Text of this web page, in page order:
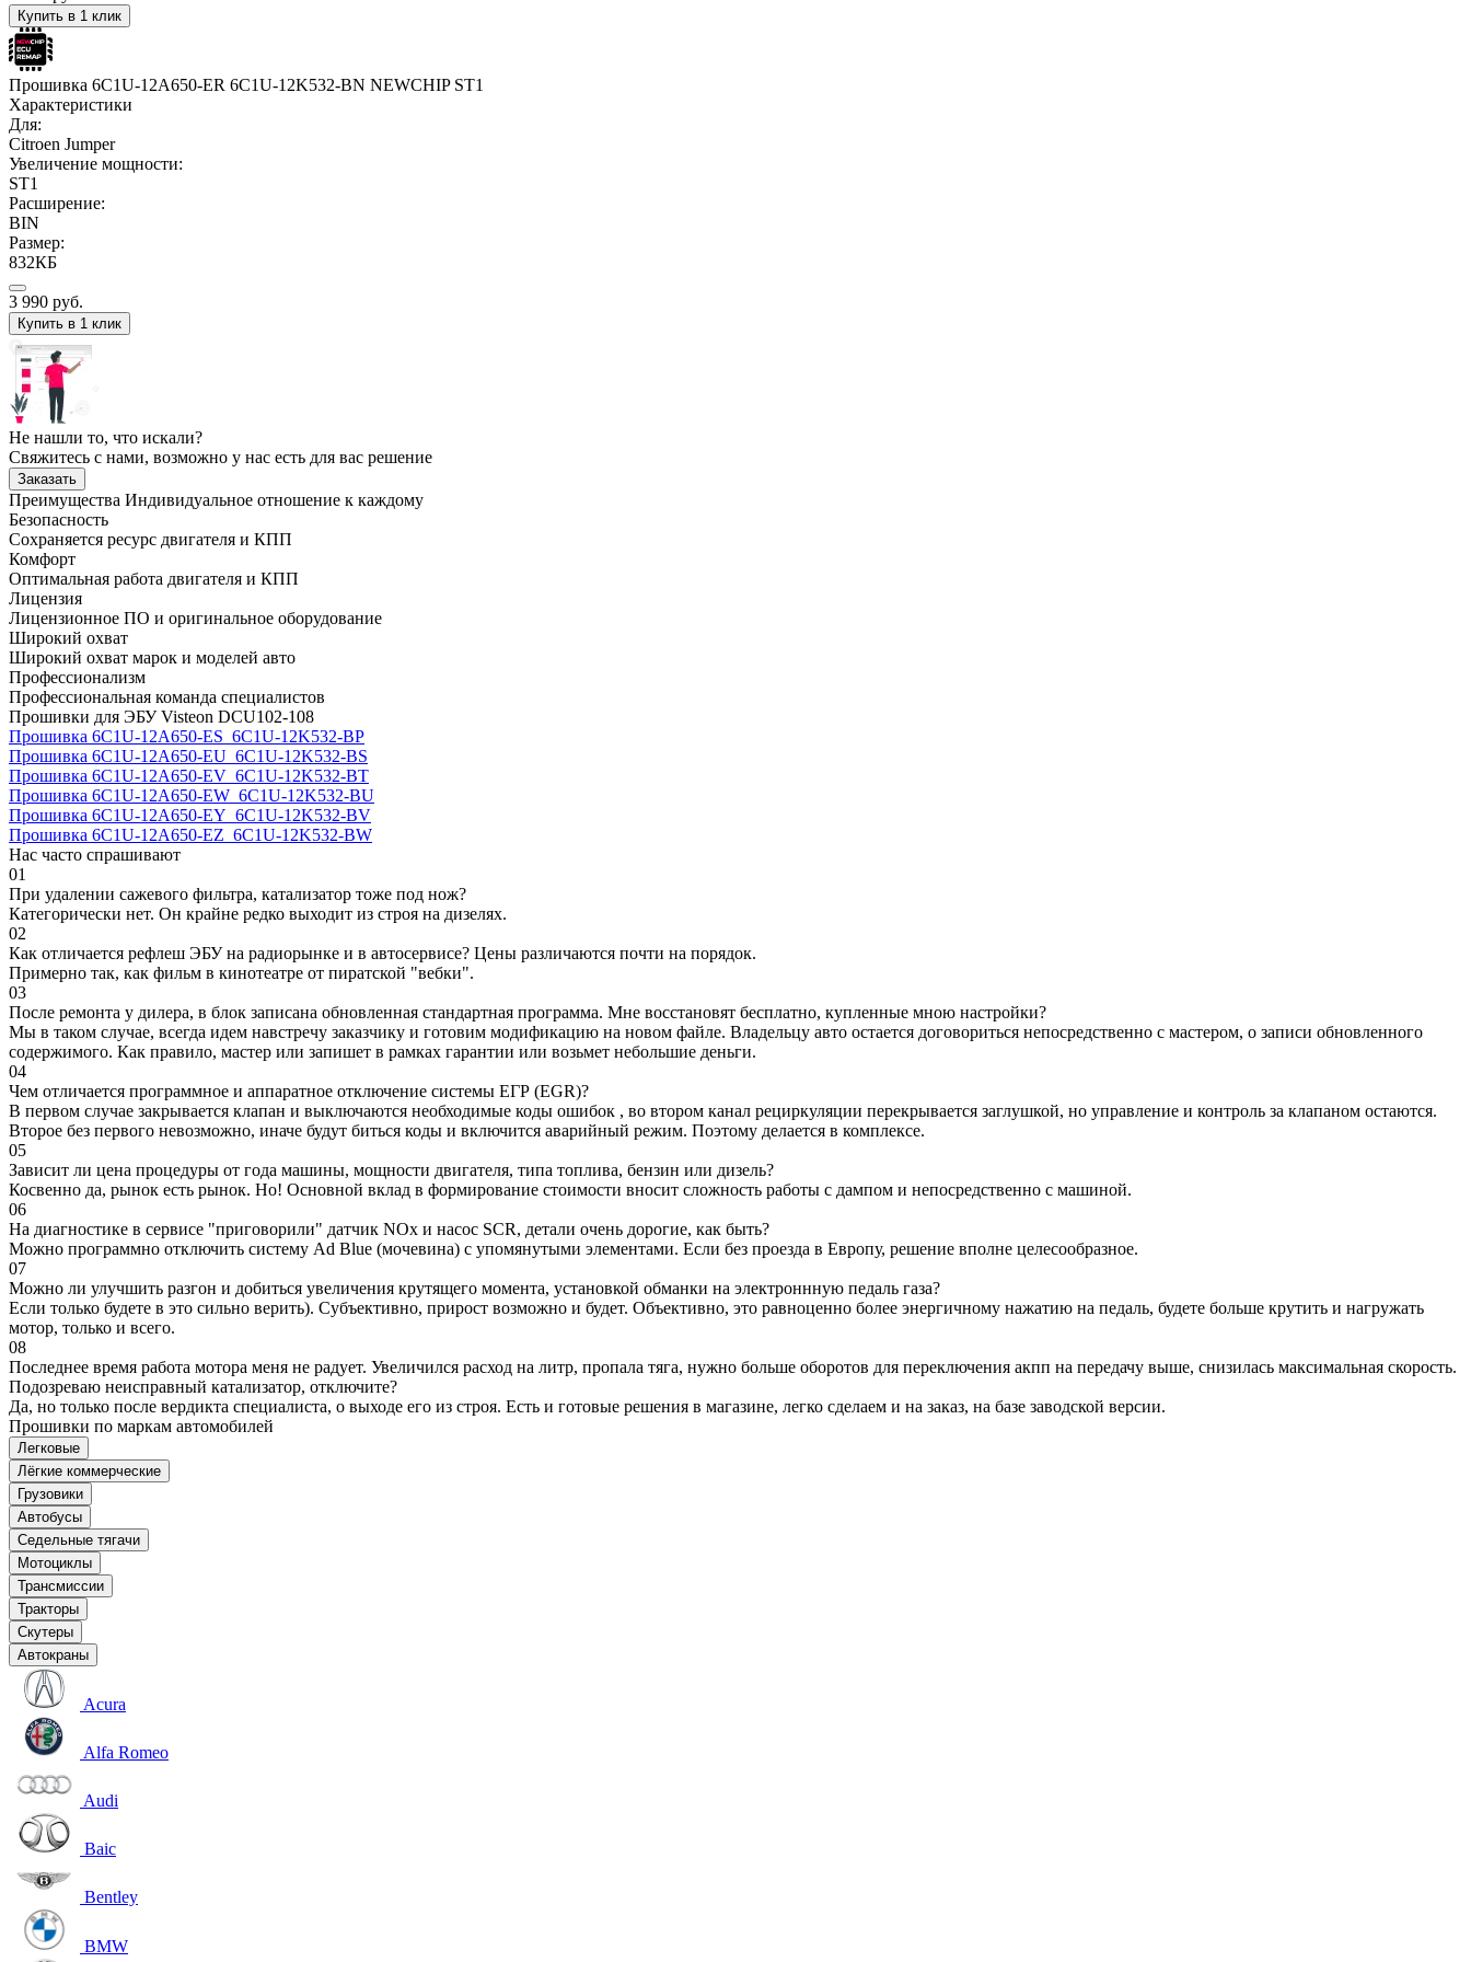
Купить в 1 клик
Прошивка 6C1U-12A650-ER 6C1U-12K532-BN NEWCHIP ST1
Характеристики
Для:
Citroen Jumper
Увеличение мощности:
ST1
Расширение:
BIN
Размер:
832КБ
3 990 руб.
Купить в 1 клик
Не нашли то, что искали?
Свяжитесь с нами, возможно у нас есть для вас решение
Заказать
Преимущества Индивидуальное отношение к каждому
Безопасность
Сохраняется ресурс двигателя и КПП
Комфорт
Оптимальная работа двигателя и КПП
Лицензия
Лицензионное ПО и оригинальное оборудование
Широкий охват
Широкий охват марок и моделей авто
Профессионализм
Профессиональная команда специалистов
Прошивки для ЭБУ Visteon DCU102-108
Прошивка 6C1U-12A650-ES_6C1U-12K532-BP
Прошивка 6C1U-12A650-EU_6C1U-12K532-BS
Прошивка 6C1U-12A650-EV_6C1U-12K532-BT
Прошивка 6C1U-12A650-EW_6C1U-12K532-BU
Прошивка 6C1U-12A650-EY_6C1U-12K532-BV
Прошивка 6C1U-12A650-EZ_6C1U-12K532-BW
Нас часто спрашивают
01
При удалении сажевого фильтра, катализатор тоже под нож?
Категорически нет. Он крайне редко выходит из строя на дизелях.
02
Как отличается рефлеш ЭБУ на радиорынке и в автосервисе? Цены различаются почти на порядок.
Примерно так, как фильм в кинотеатре от пиратской "вебки".
03
После ремонта у дилера, в блок записана обновленная стандартная программа. Мне восстановят бесплатно, купленные мною настройки?
Мы в таком случае, всегда идем навстречу заказчику и готовим модификацию на новом файле. Владельцу авто остается договориться непосредственно с мастером, о записи обновленного
содержимого. Как правило, мастер или запишет в рамках гарантии или возьмет небольшие деньги.
04
Чем отличается программное и аппаратное отключение системы ЕГР (EGR)?
В первом случае закрывается клапан и выключаются необходимые коды ошибок , во втором канал рециркуляции перекрывается заглушкой, но управление и контроль за клапаном остаются.
Второе без первого невозможно, иначе будут биться коды и включится аварийный режим. Поэтому делается в комплексе.
05
Зависит ли цена процедуры от года машины, мощности двигателя, типа топлива, бензин или дизель?
Косвенно да, рынок есть рынок. Но! Основной вклад в формирование стоимости вносит сложность работы с дампом и непосредственно с машиной.
06
На диагностике в сервисе "приговорили" датчик NOx и насос SCR, детали очень дорогие, как быть?
Можно программно отключить систему Ad Blue (мочевина) с упомянутыми элементами. Если без проезда в Европу, решение вполне целесообразное.
07
Можно ли улучшить разгон и добиться увеличения крутящего момента, установкой обманки на электроннную педаль газа?
Если только будете в это сильно верить). Субъективно, прирост возможно и будет. Объективно, это равноценно более энергичному нажатию на педаль, будете больше крутить и нагружать
мотор, только и всего.
08
Последнее время работа мотора меня не радует. Увеличился расход на литр, пропала тяга, нужно больше оборотов для переключения акпп на передачу выше, снизилась максимальная скорость.
Подозреваю неисправный катализатор, отключите?
Да, но только после вердикта специалиста, о выходе его из строя. Есть и готовые решения в магазине, легко сделаем и на заказ, на базе заводской версии.
Прошивки по маркам автомобилей
Легковые
Лёгкие коммерческие
Грузовики
Автобусы
Седельные тягачи
Мотоциклы
Трансмиссии
Тракторы
Скутеры
Автокраны
Acura
Alfa Romeo
Audi
Baic
Bentley
BMW